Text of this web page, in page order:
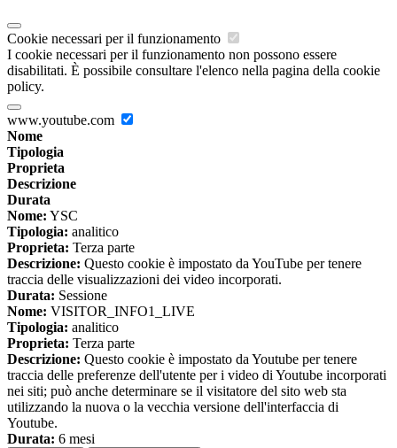
Cookie necessari per il funzionamento
I cookie necessari per il funzionamento non possono essere
disabilitati. È possibile consultare l'elenco nella pagina della cookie
policy.
www.youtube.com
Nome
Tipologia
Proprieta
Descrizione
Durata
Nome: YSC
Tipologia: analitico
Proprieta: Terza parte
Descrizione: Questo cookie è impostato da YouTube per tenere
traccia delle visualizzazioni dei video incorporati.
Durata: Sessione
Nome: VISITOR_INFO1_LIVE
Tipologia: analitico
Proprieta: Terza parte
Descrizione: Questo cookie è impostato da Youtube per tenere
traccia delle preferenze dell'utente per i video di Youtube incorporati
nei siti; può anche determinare se il visitatore del sito web sta
utilizzando la nuova o la vecchia versione dell'interfaccia di
Youtube.
Durata: 6 mesi